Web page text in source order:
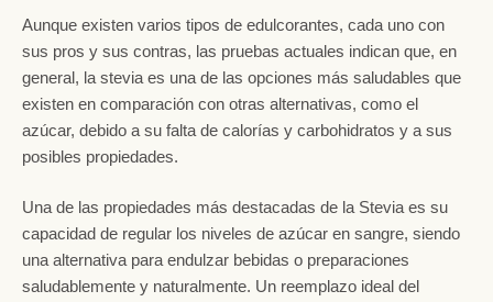
Aunque existen varios tipos de edulcorantes, cada uno con
sus pros y sus contras, las pruebas actuales indican que, en
general, la stevia es una de las opciones más saludables que
existen en comparación con otras alternativas, como el
azúcar, debido a su falta de calorías y carbohidratos y a sus
posibles propiedades.
Una de las propiedades más destacadas de la Stevia es su
capacidad de regular los niveles de azúcar en sangre, siendo
una alternativa para endulzar bebidas o preparaciones
saludablemente y naturalmente. Un reemplazo ideal del